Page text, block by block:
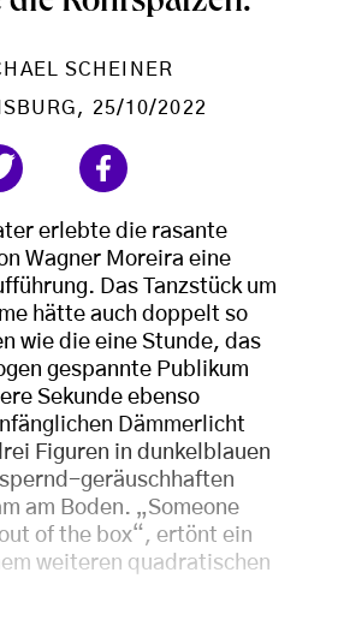
SCHEINER
, 25/10/2022
erlebte die rasante
Wagner Moreira eine
Das Tanzstück um
hätte auch doppelt so
wie die eine Stunde, das
gespannte Publikum
Sekunde ebenso
Dämmerlicht
Figuren in dunkelblauen
geräuschhaften
am Boden. „Someone
of the box“, ertönt ein
weiteren quadratischen